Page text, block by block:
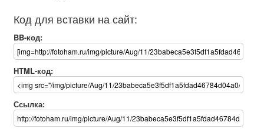
Код для вставки на сайт:
BB-код:
HTML-код:
Ссылка: